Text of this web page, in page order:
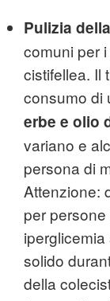
Pulizia
comuni per
cistifellea. Il
consumo di
erbe e olio
variano e
persona di
Attenzione:
per
solido
della